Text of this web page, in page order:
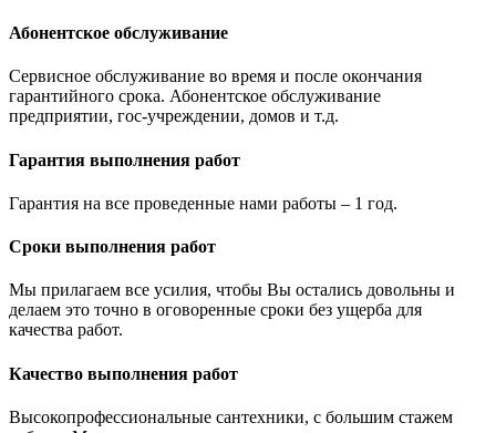
Абонентское обслуживание
Сервисное обслуживание во время и после окончания
гарантийного срока. Абонентское обслуживание
предприятии, гос-учреждении, домов и т.д.
Гарантия выполнения работ
Гарантия на все проведенные нами работы – 1 год.
Сроки выполнения работ
Мы прилагаем все усилия, чтобы Вы остались довольны и
делаем это точно в оговоренные сроки без ущерба для
качества работ.
Качество выполнения работ
Высокопрофессиональные сантехники, с большим стажем